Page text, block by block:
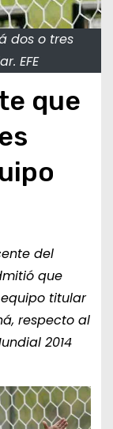
dos o tres
EFE
que
del
que
titular
respecto al
2014